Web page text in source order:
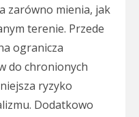
zarówno mienia, jak
terenie. Przede
ogranicza
do chronionych
ryzyko
Dodatkowo